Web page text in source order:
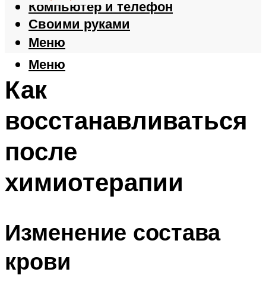
Компьютер и телефон
Своими руками
Меню
Меню
Как
восстанавливаться
после
химиотерапии
Изменение состава
крови